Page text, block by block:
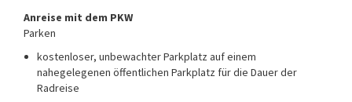
Anreise mit dem PKW
Parken
kostenloser, unbewachter Parkplatz auf einem
nahegelegenen öffentlichen Parkplatz für die Dauer der
Radreise